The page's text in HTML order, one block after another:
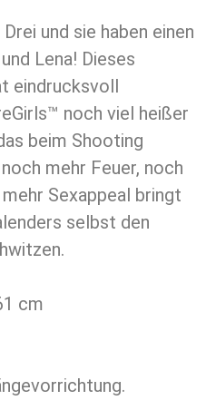
und sie haben einen
Lena! Dieses
eindrucksvoll
noch viel heißer
beim Shooting
mehr Feuer, noch
Sexappeal bringt
selbst den
cm